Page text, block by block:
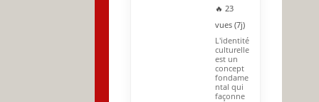
🔥 23
vues (7j)
L'identité
culturelle
est un
concept
fondame
ntal qui
façonne